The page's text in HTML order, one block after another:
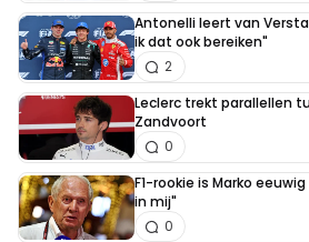
Hamilton. De Italiaanse
gecharmeerd van
44
2 september 2025 01:34
Jhonny ook al is de
Hamilton.In Nederlandse
eigen draai aanvgeven.
Antonelli leert van
ik dat ook bereiken"
2
Leclerc trekt parallellen
Zandvoort
0
F1-rookie is Marko
in mij"
0